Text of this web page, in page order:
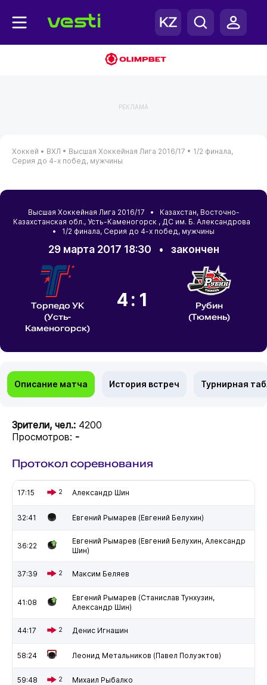
РЕКЛАМА
Хоккей • ВХЛ • Высшая Хоккейная Лига 2016/17 • 1/2 финала,
Серия до 4-х побед, мужчины
Высшая Хоккейная Лига 2016/17 • Казахстан, Восточно-
Казахстанская обл., Усть-Каменогорск , ДС им. Б. Александрова
• 1/2 финала, Серия до 4-х побед, мужчины
29 марта 2017 18:30 • закончен
Торпедо УК
(Усть-
Каменогорск)
4:1
Рубин
(Тюмень)
Описание матча История встреч Турнирная
Зрители, чел.: 4200
Просмотров: -
Протокол соревнования
17:15 2 Александр Шин
32:41 Евгений Рымарев (Евгений Белухин)
36:22
Евгений Рымарев (Евгений Белухин, Александр
Шин)
37:39 2 Максим Беляев
41:08
Евгений Рымарев (Станислав Тунхузин,
Александр Шин)
44:17 2 Денис Игнашин
58:24 Леонид Метальников (Павел Полуэктов)
59:48 2 Михаил Рыбалко